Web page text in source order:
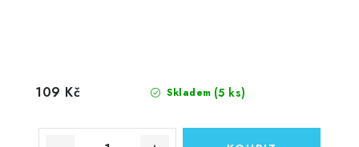
Skladem (5 ks)
109 Kč